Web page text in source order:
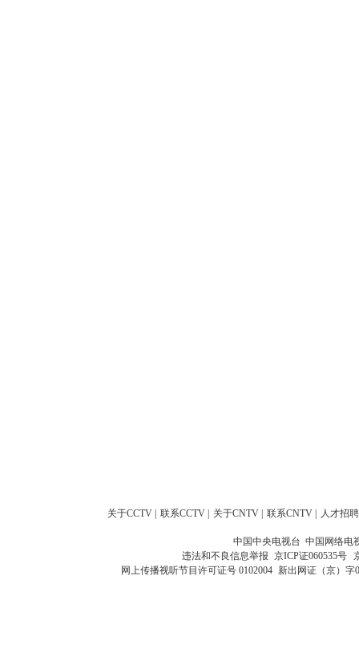
关于CCTV 联系CCTV 关于CNTV 联系CNTV 人才招聘
中国中央电视台 中国网络电
违法和不良信息举报 京ICP证060535号
网上传播视听节目许可证号 0102004 新出网证（京）